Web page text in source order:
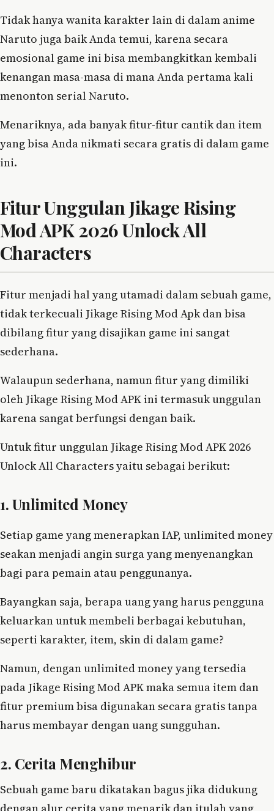
Tidak hanya wanita karakter lain di dalam anime
Naruto juga baik Anda temui, karena secara
emosional game ini bisa membangkitkan kembali
kenangan masa-masa di mana Anda pertama kali
menonton serial Naruto.
Menariknya, ada banyak fitur-fitur cantik dan item
yang bisa Anda nikmati secara gratis di dalam game
ini.
Fitur Unggulan Jikage Rising
Mod APK 2026 Unlock All
Characters
Fitur menjadi hal yang utamadi dalam sebuah game,
tidak terkecuali Jikage Rising Mod Apk dan bisa
dibilang fitur yang disajikan game ini sangat
sederhana.
Walaupun sederhana, namun fitur yang dimiliki
oleh Jikage Rising Mod APK ini termasuk unggulan
karena sangat berfungsi dengan baik.
Untuk fitur unggulan Jikage Rising Mod APK 2026
Unlock All Characters yaitu sebagai berikut:
1. Unlimited Money
Setiap game yang menerapkan IAP, unlimited money
seakan menjadi angin surga yang menyenangkan
bagi para pemain atau penggunanya.
Bayangkan saja, berapa uang yang harus pengguna
keluarkan untuk membeli berbagai kebutuhan,
seperti karakter, item, skin di dalam game?
Namun, dengan unlimited money yang tersedia
pada Jikage Rising Mod APK maka semua item dan
fitur premium bisa digunakan secara gratis tanpa
harus membayar dengan uang sungguhan.
2. Cerita Menghibur
Sebuah game baru dikatakan bagus jika didukung